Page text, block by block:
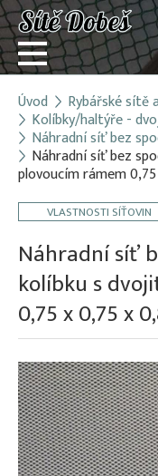
Přihlásit
Registrace
E-shop
O firmě
Úvod Rybářské sítě
Kolíbky/haltýře -
Náhradní síť bez
Náhradní síť bez
plovoucím rámem
VLASTNOSTI SÍŤOVIN
Náhradní síť
kolíbku s
0,75 x 0,75 x